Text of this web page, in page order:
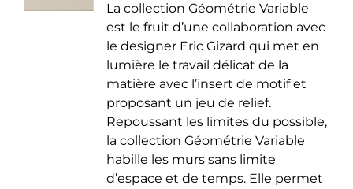
choisies
sur
la
page
du
produit
prix :
35.00 €
à
50.00 €
La collection Géométrie Variable
est le fruit d’une collaboration avec
le designer Eric Gizard qui met en
lumière le travail délicat de la
matière avec l’insert de motif et
proposant un jeu de relief.
Repoussant les limites du possible,
la collection Géométrie Variable
habille les murs sans limite
d’espace et de temps. Elle permet